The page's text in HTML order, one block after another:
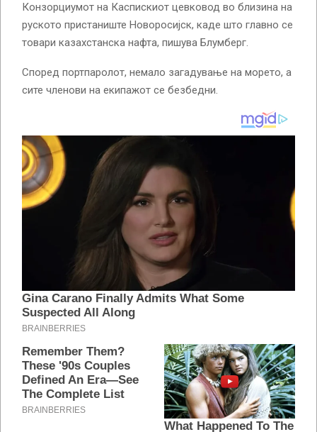
Конзорциумот на Каспискиот цевковод во близина на
руското пристаниште Новоросијск, каде што главно се
товари казахстанска нафта, пишува Блумберг.
Според портпаролот, немало загадување на морето, а
сите членови на екипажот се безбедни.